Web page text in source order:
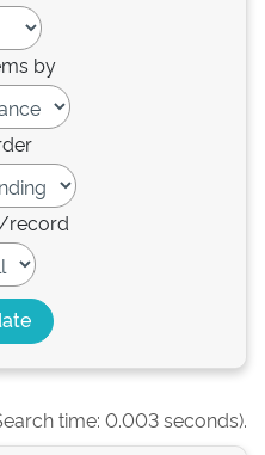
by
record
time: 0.003 seconds).